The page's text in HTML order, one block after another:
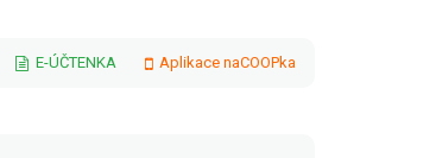
E-ÚČTENKA Aplikace naCOOPka